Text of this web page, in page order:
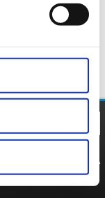
POLITYKA